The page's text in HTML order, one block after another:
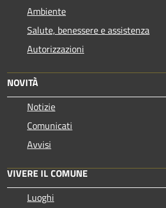
Ambiente
Salute, benessere e assistenza
Autorizzazioni
NOVITÀ
Notizie
Comunicati
Avvisi
VIVERE IL COMUNE
Luoghi